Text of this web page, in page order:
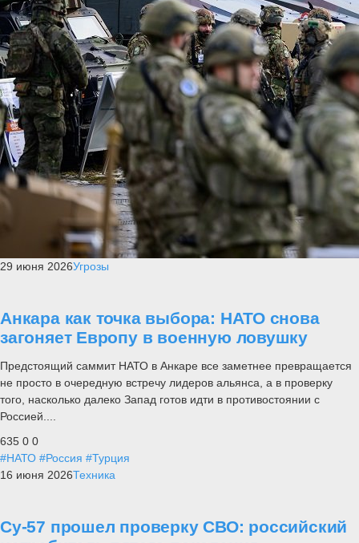
29 июня 2026Угрозы
Анкара как точка выбора: НАТО снова
загоняет Европу в военную ловушку
Предстоящий саммит НАТО в Анкаре все заметнее превращается
не просто в очередную встречу лидеров альянса, а в проверку
того, насколько далеко Запад готов идти в противостоянии с
Россией....
635 0 0
#НАТО #Россия #Турция
16 июня 2026Техника
Су-57 прошел проверку СВО: российский